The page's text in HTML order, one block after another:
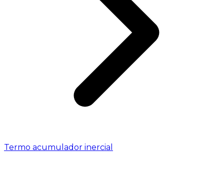
Termo acumulador inercial